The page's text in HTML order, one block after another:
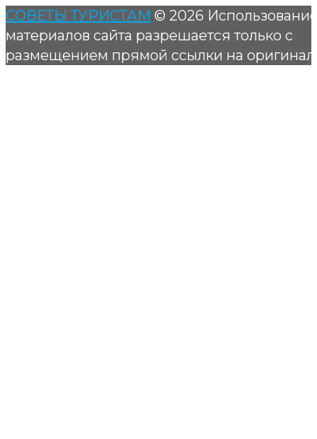
СОВЕТЫ ТУРИСТАМ © 2026
материалов сайта разрешается только с
размещением прямой ссылки на оригинал.